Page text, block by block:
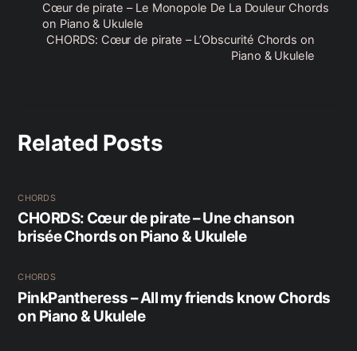
Cœur de pirate – Le Monopole De La Douleur Chords
on Piano & Ukulele
CHORDS: Cœur de pirate – L’Obscurité Chords on
Piano & Ukulele
Related Posts
CHORDS
CHORDS: Cœur de pirate – Une chanson
brisée Chords on Piano & Ukulele
CHORDS
PinkPantheress – All my friends know Chords
on Piano & Ukulele